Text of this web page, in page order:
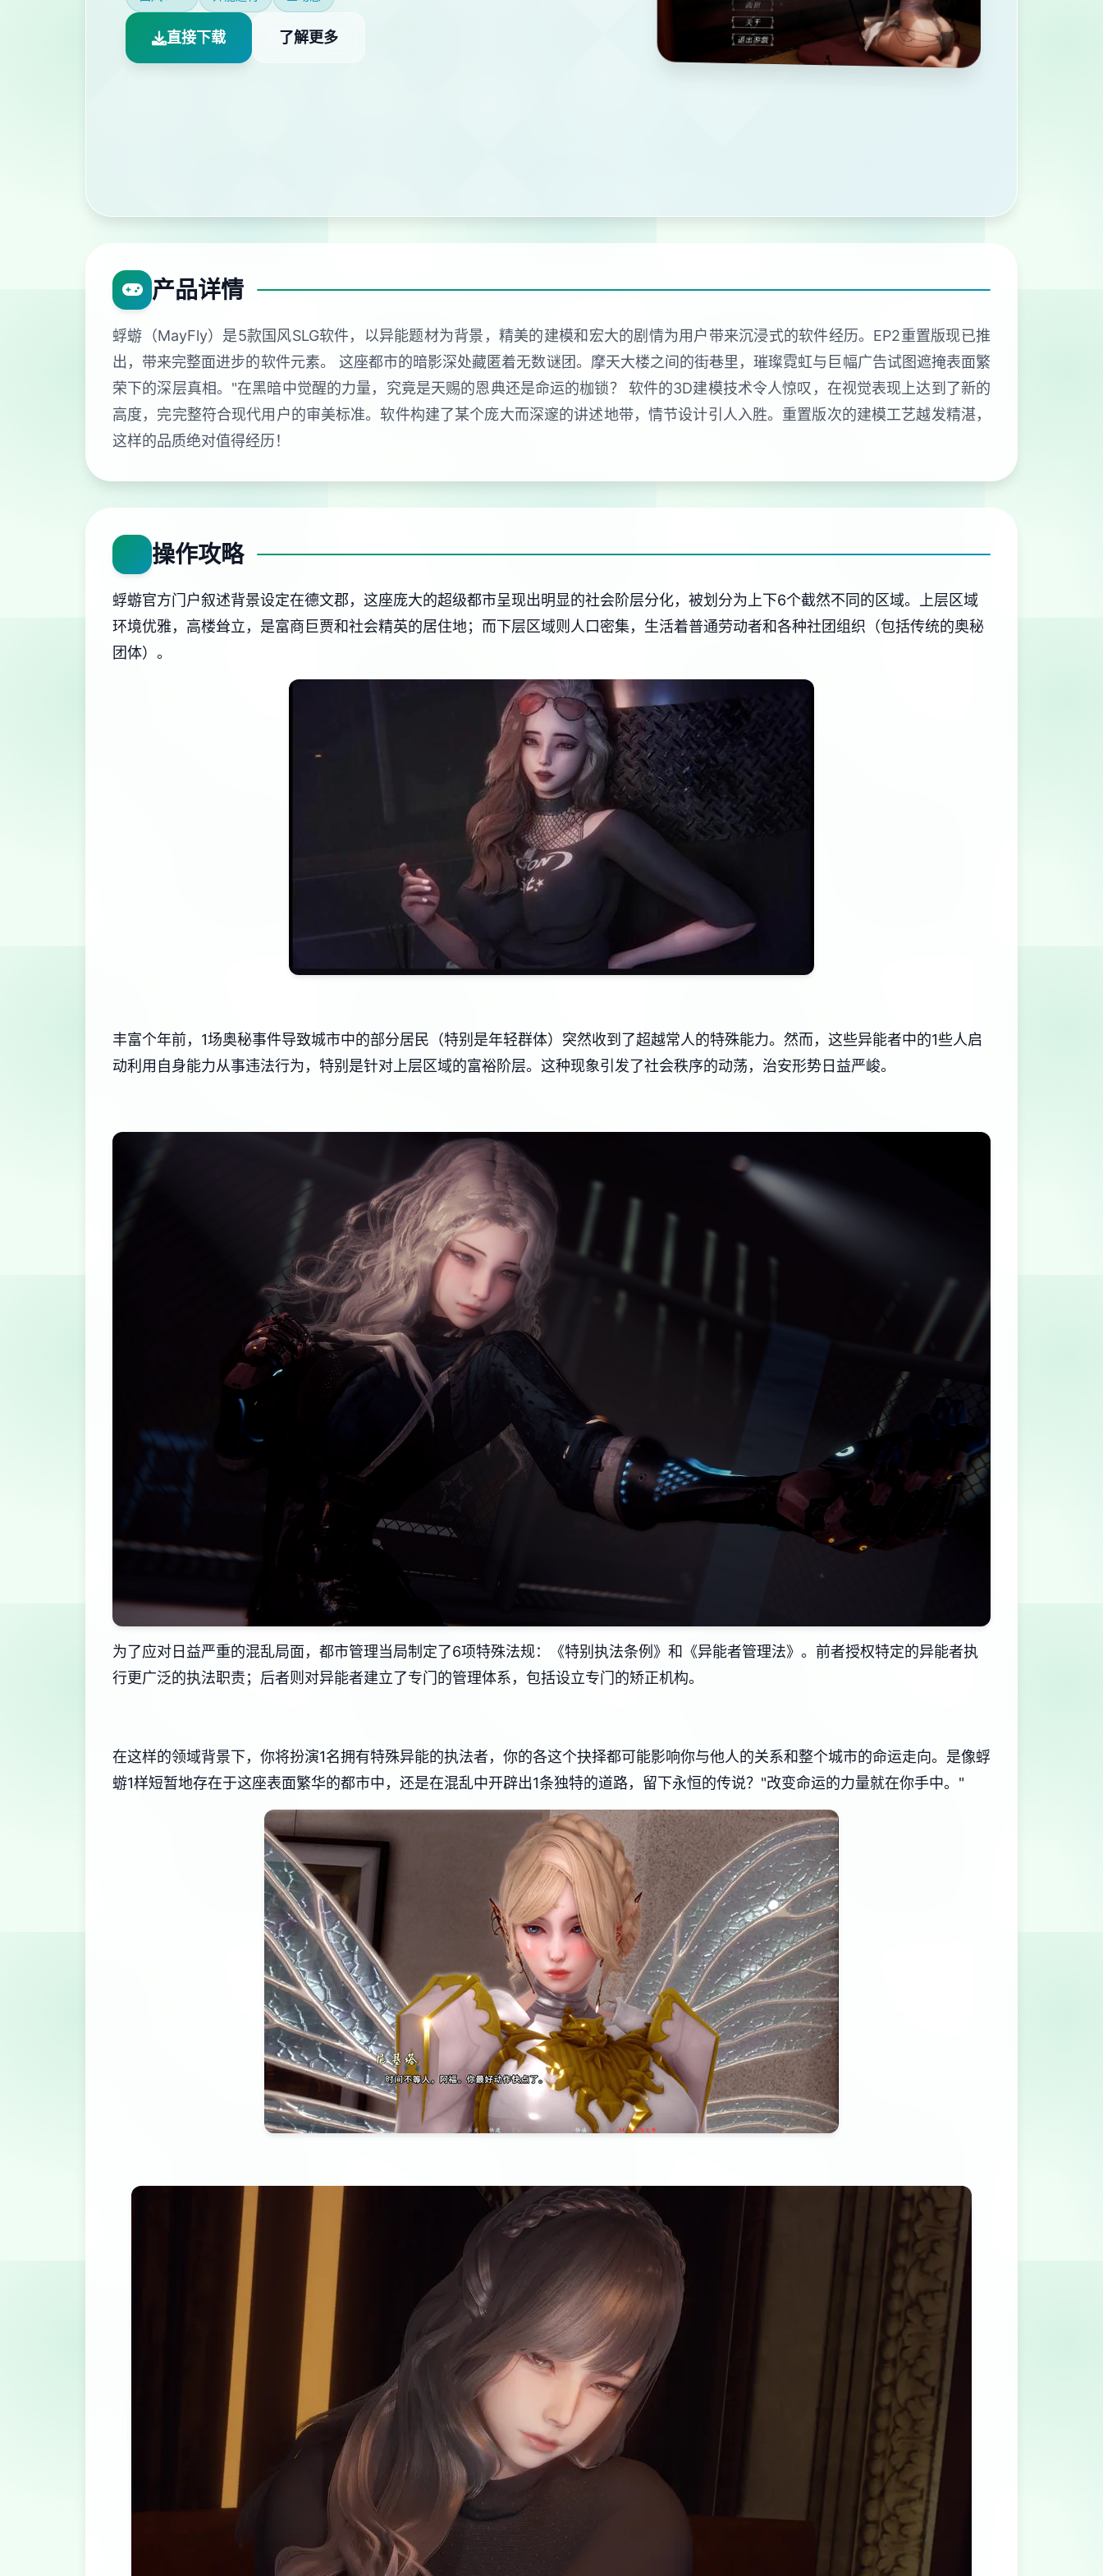
直接下载 了解更多
产品详情
蜉蝣（MayFly）是5款国风SLG软件，以异能题材为背景，精美的建模和宏大的剧情为用户带来沉浸式的软件经历。EP2重置版现已推
出，带来完整面进步的软件元素。 这座都市的暗影深处藏匿着无数谜团。摩天大楼之间的街巷里，璀璨霓虹与巨幅广告试图遮掩表面繁
荣下的深层真相。"在黑暗中觉醒的力量，究竟是天赐的恩典还是命运的枷锁？ 软件的3D建模技术令人惊叹，在视觉表现上达到了新的
高度，完完整符合现代用户的审美标准。软件构建了某个庞大而深邃的讲述地带，情节设计引人入胜。重置版次的建模工艺越发精湛，
这样的品质绝对值得经历！
操作攻略
蜉蝣官方门户叙述背景设定在德文郡，这座庞大的超级都市呈现出明显的社会阶层分化，被划分为上下6个截然不同的区域。上层区域
环境优雅，高楼耸立，是富商巨贾和社会精英的居住地；而下层区域则人口密集，生活着普通劳动者和各种社团组织（包括传统的奥秘
团体）。
丰富个年前，1场奥秘事件导致城市中的部分居民（特别是年轻群体）突然收到了超越常人的特殊能力。然而，这些异能者中的1些人启
动利用自身能力从事违法行为，特别是针对上层区域的富裕阶层。这种现象引发了社会秩序的动荡，治安形势日益严峻。
为了应对日益严重的混乱局面，都市管理当局制定了6项特殊法规：《特别执法条例》和《异能者管理法》。前者授权特定的异能者执
行更广泛的执法职责；后者则对异能者建立了专门的管理体系，包括设立专门的矫正机构。
在这样的领域背景下，你将扮演1名拥有特殊异能的执法者，你的各这个抉择都可能影响你与他人的关系和整个城市的命运走向。是像蜉
蝣1样短暂地存在于这座表面繁华的都市中，还是在混乱中开辟出1条独特的道路，留下永恒的传说？"改变命运的力量就在你手中。"